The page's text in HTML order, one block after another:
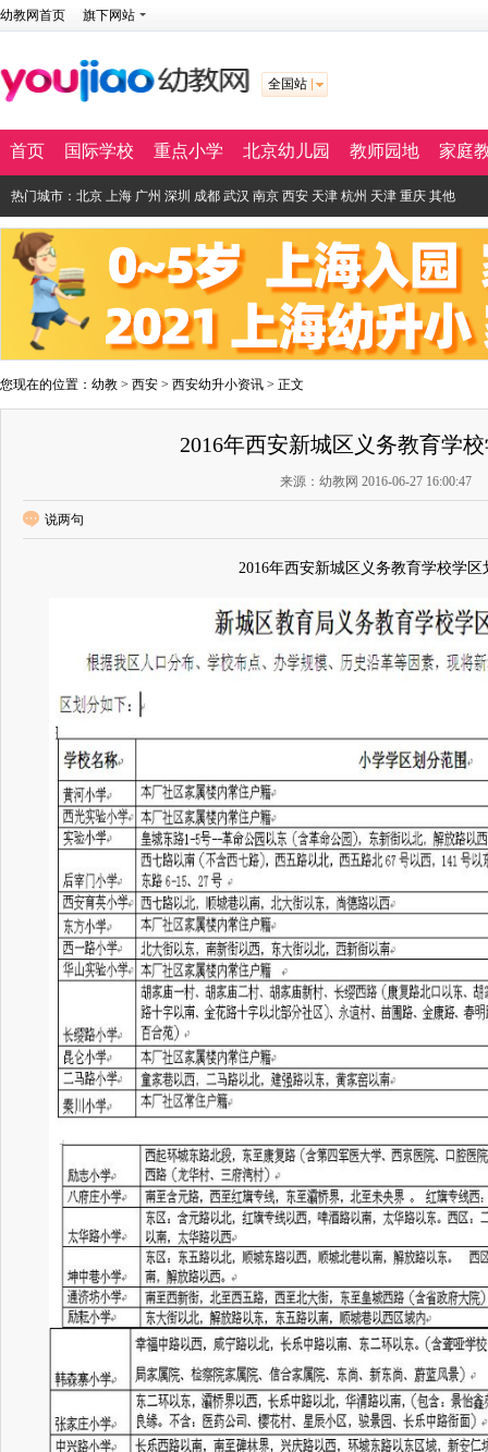
幼教网首页 旗下网站
全国站
首页 国际学校 重点小学 北京幼儿园 教师园地 家庭
热门城市： 北京 上海 广州 深圳 成都 武汉 南京 西安 天津 杭州 天津 重庆 其他
您现在的位置： 幼教 > 西安 > 西安幼升小资讯 > 正文
2016年西安新城区义务教育学
来源：幼教网 2016-06-27 16:00:47
说两句
2016年西安新城区义务教育学校学区